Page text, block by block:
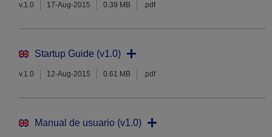
v.1.0 17-Aug-2015 0.39 MB .pdf
Startup Guide (v1.0)
v.1.0 12-Aug-2015 0.61 MB .pdf
Manual de usuario (v1.0)